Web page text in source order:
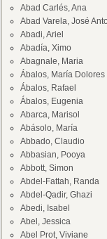
Abad Carlés, Ana
Abad Varela, José
Abadi, Ariel
Abadía, Ximo
Abagnale, Maria
Ábalos, María Dolores
Ábalos, Rafael
Ábalos, Eugenia
Abarca, Marisol
Abásolo, María
Abbado, Claudio
Abbasian, Pooya
Abbott, Simon
Abdel-Fattah, Randa
Abdel-Qadir, Ghazi
Abedi, Isabel
Abel, Jessica
Abel Prot, Viviane